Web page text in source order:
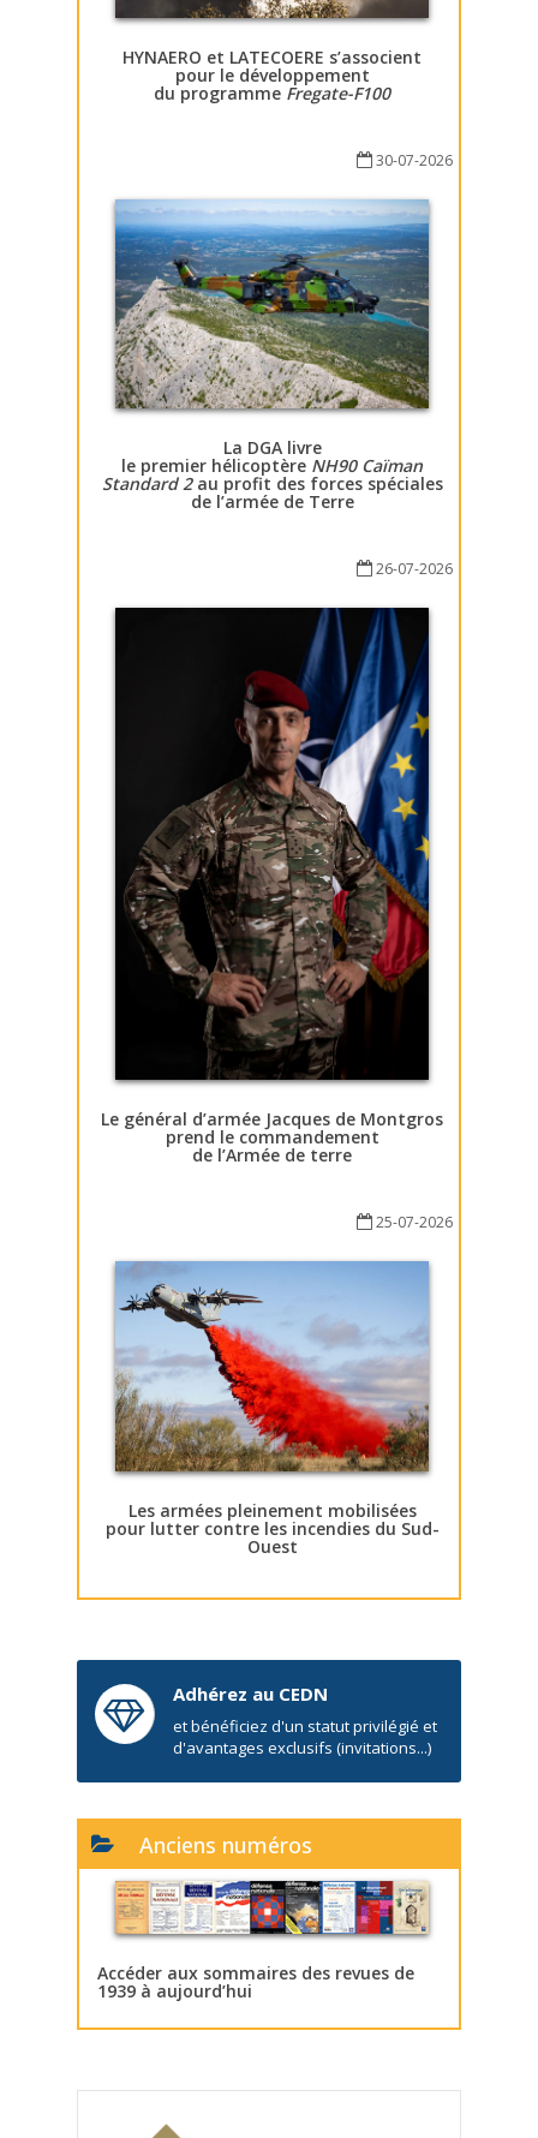
HYNAERO et LATECOERE s’associent
pour le développement
du programme Fregate-F100
30-07-2026
La DGA livre
le premier hélicoptère NH90 Caïman
Standard 2au profit des forces spéciales
de l’armée de Terre
26-07-2026
Le général d’armée Jacques de Montgros
prend le commandement
de l’Armée de terre
25-07-2026
Les armées pleinement mobilisées
pour lutter contre les incendies du Sud-
Ouest
Adhérez au CEDN
et bénéficiez d'un statut privilégié et
d'avantages exclusifs (invitations...)
Anciens numéros
Accéder aux sommaires des revues de
1939 à aujourd’hui